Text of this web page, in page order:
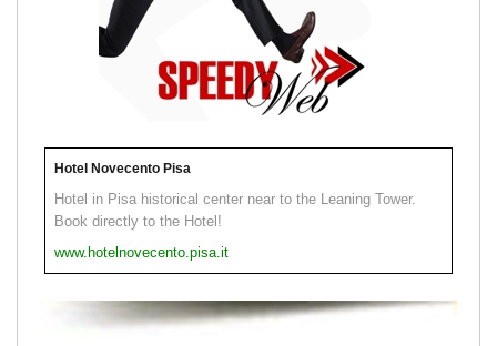
Hotel Novecento Pisa
Hotel in Pisa historical center near to the Leaning Tower.
Book directly to the Hotel!
www.hotelnovecento.pisa.it